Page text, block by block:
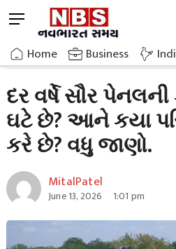
to
content
M
n
u
u
t
o
Home Business
Home»Breaking News»Why Does
દર વર્ષે સૌર પેનલની
ઘટે છે? આને કયા
કરે છે? વધુ જાણો.
MitalPatel
June 13, 2026 1:01 pm